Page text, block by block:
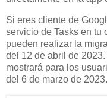
Si eres cliente de
servicio de Tasks en tu
pueden realizar la
del 12 de abril de
mostrará para los
del 6 de marzo de 2023.